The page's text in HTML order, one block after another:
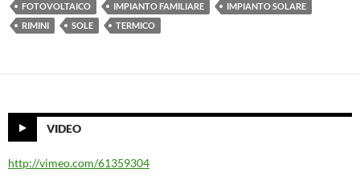
FOTOVOLTAICO
IMPIANTO FAMILIARE
IMPIANTO SOLARE
RIMINI
SOLE TERMICO
VIDEO
http://vimeo.com/61359304